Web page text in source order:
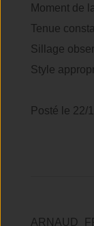
Moment de
Tenue
Sillage
Style
Posté le 22/